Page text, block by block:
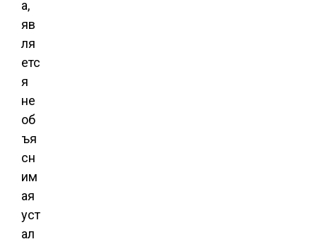
а,
яв
ля
етс
я
не
об
ъя
сн
им
ая
уст
ал